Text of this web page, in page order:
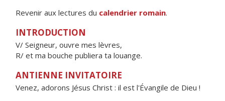
Revenir aux lectures du calendrier romain.
INTRODUCTION
V/ Seigneur, ouvre mes lèvres,
R/ et ma bouche publiera ta louange.
ANTIENNE INVITATOIRE
Venez, adorons Jésus Christ : il est l'Évangile de Dieu !